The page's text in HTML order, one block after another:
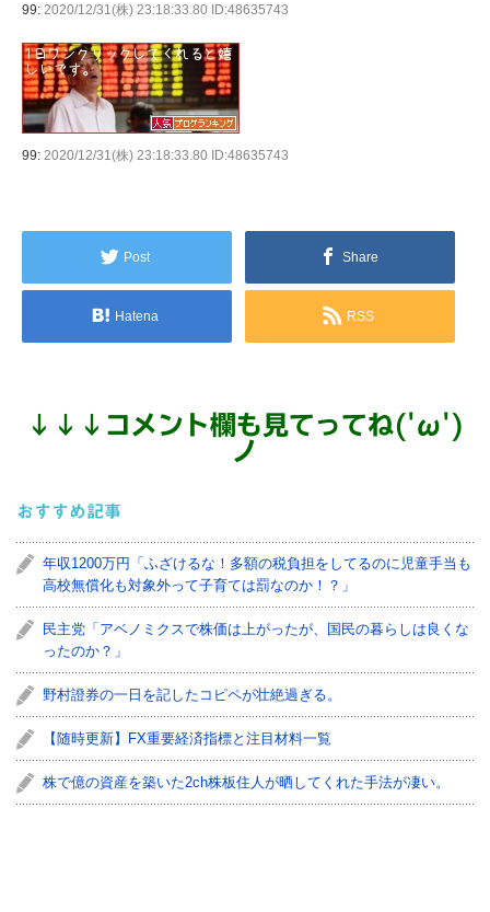
99: 2020/12/31(株) 23:18:33.80 ID:48635743
99: 2020/12/31(株) 23:18:33.80 ID:48635743
Post Share
Hatena RSS
↓ ↓ ↓ コメント欄も見てってね('ω')
ノ
おすすめ記事
年収1200万円「ふざけるな！多額の税負担をしてるのに児童手当も
高校無償化も対象外って子育ては罰なのか！？」
民主党「アベノミクスで株価は上がったが、国民の暮らしは良くな
ったのか？」
野村證券の一日を記したコピペが壮絶過ぎる。
【随時更新】FX重要経済指標と注目材料一覧
株で億の資産を築いた2ch株板住人が晒してくれた手法が凄い。